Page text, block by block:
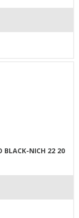
BLACK-NICH 22 20